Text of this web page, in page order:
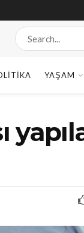
YAŞAM